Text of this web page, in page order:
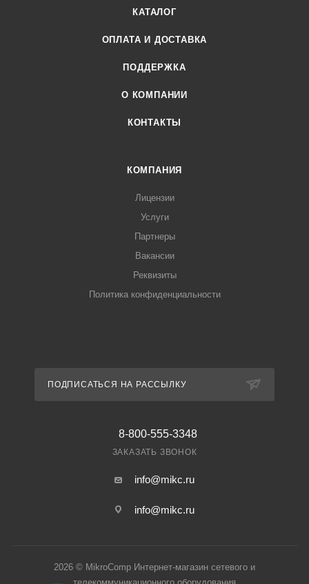
КАТАЛОГ
ОПЛАТА И ДОСТАВКА
ПОДДЕРЖКА
О КОМПАНИИ
КОНТАКТЫ
КОМПАНИЯ
Лицензии
Услуги
Партнеры
Вакансии
Реквизиты
Политика конфиденциальности
ПОДПИСАТЬСЯ НА РАССЫЛКУ
8-800-555-3348
ЗАКАЗАТЬ ЗВОНОК
info@mikc.ru
info@mikc.ru
2026 © MikroComp Интернет-магазин сетевого и